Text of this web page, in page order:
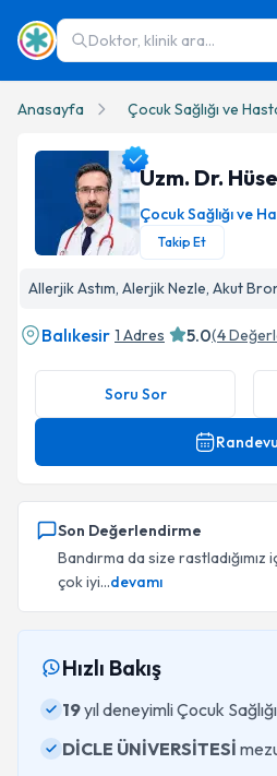
Doktor, klinik ara...
Anasayfa Çocuk Sağlığı ve
Uzm. Dr.
Çocuk Sağlığı ve
Takip Et
Allerjik Astım, Alerjik Nezle, Akut
Balıkesir 1 Adres 5.0(4
Soru Sor
Son Değerlendirme
Bandırma da size rastladığımız
çok iyi...devamı
Hızlı Bakış
19yıl deneyimli Çocuk
DİCLE ÜNİVERSİTESİ